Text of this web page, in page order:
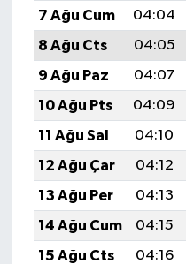
7 Ağu Cum
04:04
8 Ağu Cts
04:05
9 Ağu Paz
04:07
10 Ağu Pts
04:09
11 Ağu Sal
04:10
12 Ağu Çar
04:12
13 Ağu Per
04:13
14 Ağu Cum
04:15
15 Ağu Cts
04:16